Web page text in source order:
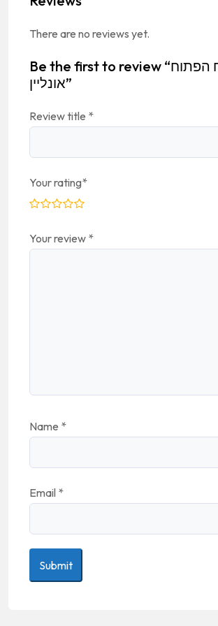
There are no reviews yet.
Be the first to review “הלוח הפתוח
אונליין”
Review title *
Your rating*
Your review *
Name *
Email *